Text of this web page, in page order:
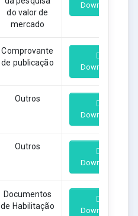
do valor de
mercado
Download
Comprovante
de publicação
Download
Outros
Download
Outros
Download
Documentos
de Habilitação
Download